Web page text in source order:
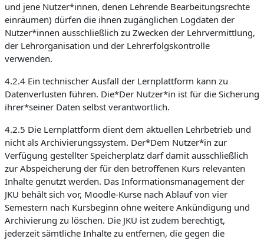
und jene Nutzer*innen, denen Lehrende Bearbeitungsrechte
einräumen) dürfen die ihnen zugänglichen Logdaten der
Nutzer*innen ausschließlich zu Zwecken der Lehrvermittlung,
der Lehrorganisation und der Lehrerfolgskontrolle
verwenden.
4.2.4 Ein technischer Ausfall der Lernplattform kann zu
Datenverlusten führen. Die*Der Nutzer*in ist für die Sicherung
ihrer*seiner Daten selbst verantwortlich.
4.2.5 Die Lernplattform dient dem aktuellen Lehrbetrieb und
nicht als Archivierungssystem. Der*Dem Nutzer*in zur
Verfügung gestellter Speicherplatz darf damit ausschließlich
zur Abspeicherung der für den betroffenen Kurs relevanten
Inhalte genutzt werden. Das Informationsmanagement der
JKU behält sich vor, Moodle-Kurse nach Ablauf von vier
Semestern nach Kursbeginn ohne weitere Ankündigung und
Archivierung zu löschen. Die JKU ist zudem berechtigt,
jederzeit sämtliche Inhalte zu entfernen, die gegen die